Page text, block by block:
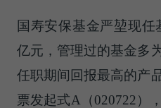
国寿安保基金严堃现任
亿元，管理过的基金多
任职期间回报最高的产
票发起式A（020722）